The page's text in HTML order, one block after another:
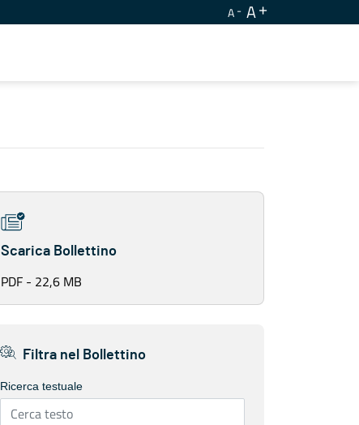
A A
Scarica Bollettino
PDF - 22,6 MB
Filtra nel Bollettino
Ricerca testuale